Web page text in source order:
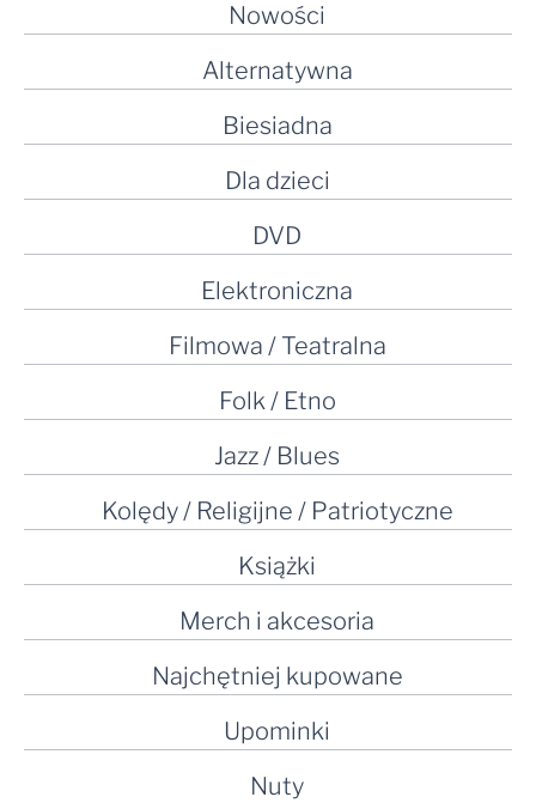
Nowości
Alternatywna
Biesiadna
Dla dzieci
DVD
Elektroniczna
Filmowa / Teatralna
Folk / Etno
Jazz / Blues
Kolędy / Religijne / Patriotyczne
Książki
Merch i akcesoria
Najchętniej kupowane
Upominki
Nuty